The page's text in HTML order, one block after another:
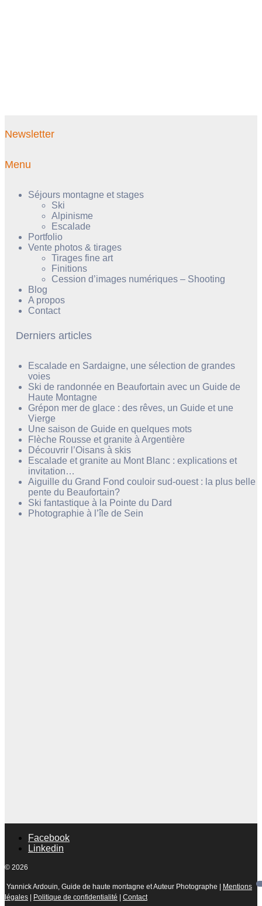
Newsletter
Menu
Séjours montagne et stages
Ski
Alpinisme
Escalade
Portfolio
Vente photos & tirages
Tirages fine art
Finitions
Cession d’images numériques – Shooting
Blog
A propos
Contact
Derniers articles
Escalade en Sardaigne, une sélection de grandes
voies
Ski de randonnée en Beaufortain avec un Guide de
Haute Montagne
Grépon mer de glace : des rêves, un Guide et une
Vierge
Une saison de Guide en quelques mots
Flèche Rousse et granite à Argentière
Découvrir l’Oisans à skis
Escalade et granite au Mont Blanc : explications et
invitation…
Aiguille du Grand Fond couloir sud-ouest : la plus belle
pente du Beaufortain?
Ski fantastique à la Pointe du Dard
Photographie à l’île de Sein
Facebook
Linkedin
© 2026
Yannick Ardouin, Guide de haute montagne et Auteur Photographe |
Mentions
légales
Politique de confidentialité Contact